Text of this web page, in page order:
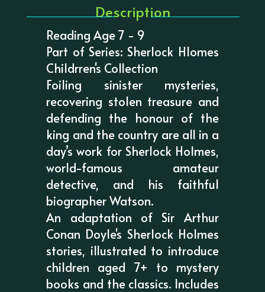
Description
Reading Age 7 - 9
Part of Series: Sherlock Hlomes
Childrren's Collection
Foiling sinister mysteries,
recovering stolen treasure and
defending the honour of the
king and the country are all in a
day’s work for Sherlock Holmes,
world-famous amateur
detective, and his faithful
biographer Watson.
An adaptation of Sir Arthur
Conan Doyle's Sherlock Holmes
stories, illustrated to introduce
children aged 7+ to mystery
books and the classics. Includes